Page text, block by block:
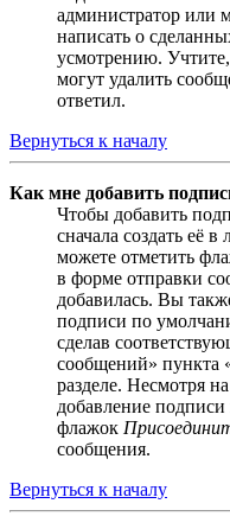
администратор или
написать о
усмотрению.
могут удалить
ответил.
Вернуться к началу
Как мне добавить
Чтобы добавить
сначала создать её
можете отметить
в форме отправки
добавилась. Вы
подписи по
сделав
сообщений» пункта
разделе. Несмотря
добавление
флажок
сообщения.
Вернуться к началу